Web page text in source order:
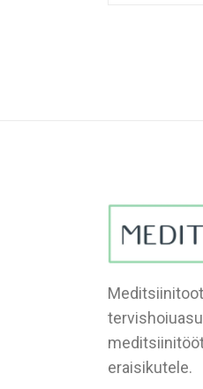
eraisikutele.